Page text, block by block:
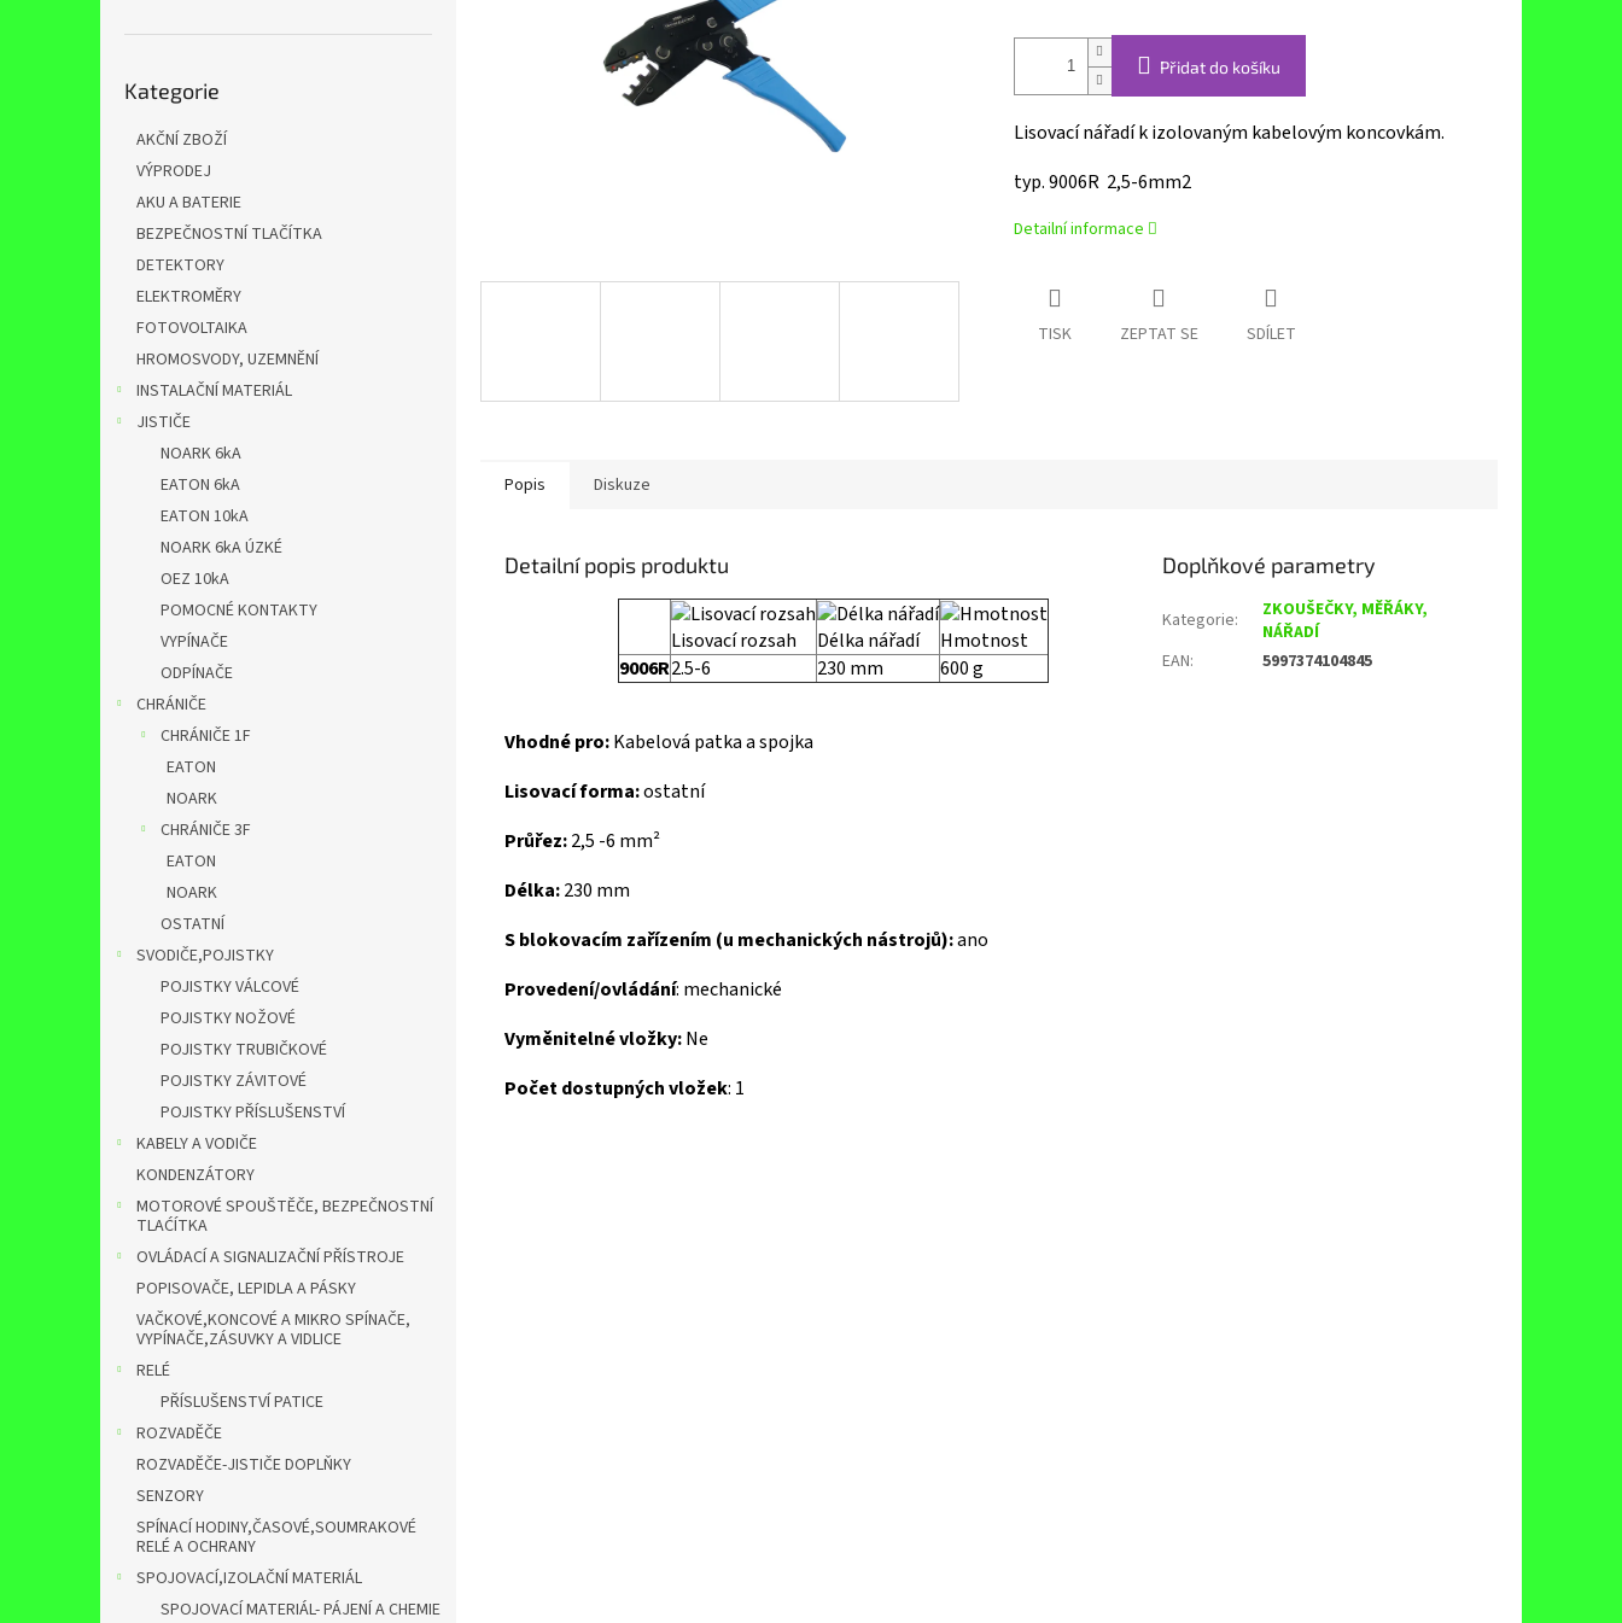
kategorie
Kategorie
AKČNÍ ZBOŽÍ
VÝPRODEJ
AKU A BATERIE
BEZPEČNOSTNÍ TLAČÍTKA
DETEKTORY
ELEKTROMĚRY
FOTOVOLTAIKA
HROMOSVODY, UZEMNĚNÍ
INSTALAČNÍ MATERIÁL
JISTIČE
NOARK 6kA
EATON 6kA
EATON 10kA
NOARK 6kA ÚZKÉ
OEZ 10kA
POMOCNÉ KONTAKTY
VYPÍNAČE
ODPÍNAČE
CHRÁNIČE
CHRÁNIČE 1F
EATON
NOARK
CHRÁNIČE 3F
EATON
NOARK
OSTATNÍ
SVODIČE,POJISTKY
POJISTKY VÁLCOVÉ
POJISTKY NOŽOVÉ
POJISTKY TRUBIČKOVÉ
POJISTKY ZÁVITOVÉ
POJISTKY PŘÍSLUŠENSTVÍ
KABELY A VODIČE
KONDENZÁTORY
MOTOROVÉ SPOUŠTĚČE, BEZPEČNOSTNÍ
TLAĆÍTKA
OVLÁDACÍ A SIGNALIZAČNÍ PŘÍSTROJE
POPISOVAČE, LEPIDLA A PÁSKY
VAČKOVÉ,KONCOVÉ A MIKRO SPÍNAČE,
VYPÍNAČE,ZÁSUVKY A VIDLICE
RELÉ
PŘÍSLUŠENSTVÍ PATICE
ROZVADĚČE
ROZVADĚČE-JISTIČE DOPLŇKY
SENZORY
SPÍNACÍ HODINY,ČASOVÉ,SOUMRAKOVÉ
RELÉ A OCHRANY
SPOJOVACÍ,IZOLAČNÍ MATERIÁL
SPOJOVACÍ MATERIÁL- PÁJENÍ A CHEMIE
Přidat do košíku
Lisovací nářadí k izolovaným kabelovým koncovkám.
typ. 9006R 2,5-6mm2
Detailní informace
TISK ZEPTAT SE SDÍLET
Popis Diskuze
Detailní popis produktu
Lisovací rozsah Délka nářadí
Hmotnost
9006R2.5-6 230 mm 600 g
Vhodné pro:Kabelová patka a spojka
Lisovací forma:ostatní
Průřez:2,5 -6 mm²
Délka:230 mm
S blokovacím zařízením (u mechanických nástrojů):ano
Provedení/ovládání: mechanické
Vyměnitelné vložky:Ne
Počet dostupných vložek: 1
Doplňkové parametry
Kategorie:
ZKOUŠEČKY, MĚŘÁKY,
NÁŘADÍ
EAN: 5997374104845